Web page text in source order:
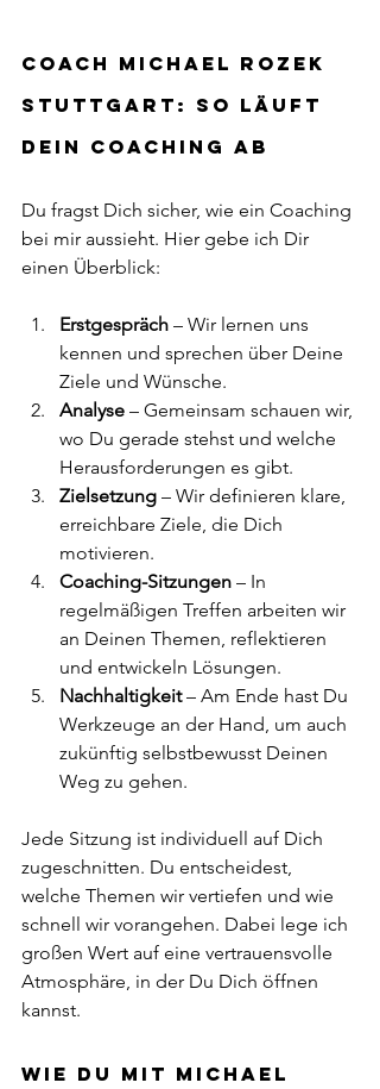
Coach Michael Rozek
Stuttgart: So läuft
Dein Coaching ab
Du fragst Dich sicher, wie ein Coaching
bei mir aussieht. Hier gebe ich Dir
einen Überblick:
Erstgespräch – Wir lernen uns
kennen und sprechen über Deine
Ziele und Wünsche.
Analyse – Gemeinsam schauen wir,
wo Du gerade stehst und welche
Herausforderungen es gibt.
Zielsetzung – Wir definieren klare,
erreichbare Ziele, die Dich
motivieren.
Coaching-Sitzungen – In
regelmäßigen Treffen arbeiten wir
an Deinen Themen, reflektieren
und entwickeln Lösungen.
Nachhaltigkeit – Am Ende hast Du
Werkzeuge an der Hand, um auch
zukünftig selbstbewusst Deinen
Weg zu gehen.
Jede Sitzung ist individuell auf Dich
zugeschnitten. Du entscheidest,
welche Themen wir vertiefen und wie
schnell wir vorangehen. Dabei lege ich
großen Wert auf eine vertrauensvolle
Atmosphäre, in der Du Dich öffnen
kannst.
Wie Du mit Michael